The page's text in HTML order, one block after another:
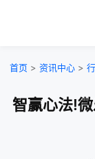
首页 > 资讯中心 >
智赢心法!